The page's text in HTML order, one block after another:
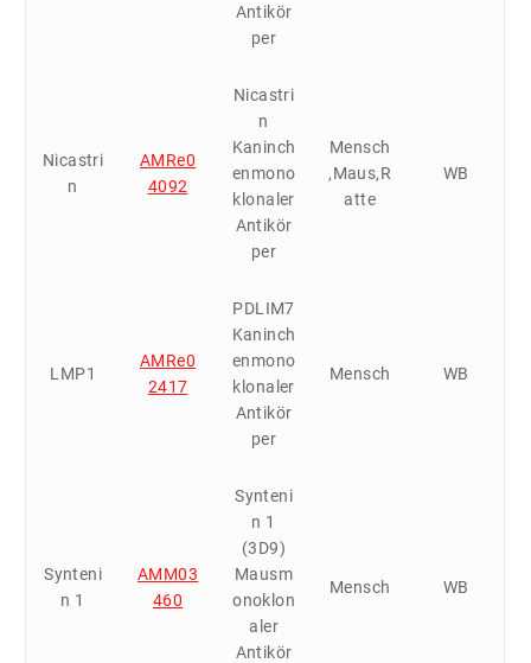
Antikör
per
Nicastri
n
AMRe0
4092
Nicastri
n
Kaninch
enmono
klonaler
Antikör
per
Mensch
,Maus,R
atte
WB
LMP1
AMRe0
2417
PDLIM7
Kaninch
enmono
klonaler
Antikör
per
Mensch WB
Synteni
n 1
AMM03
460
Synteni
n 1
(3D9)
Mausm
onoklon
aler
Antikör
Mensch WB